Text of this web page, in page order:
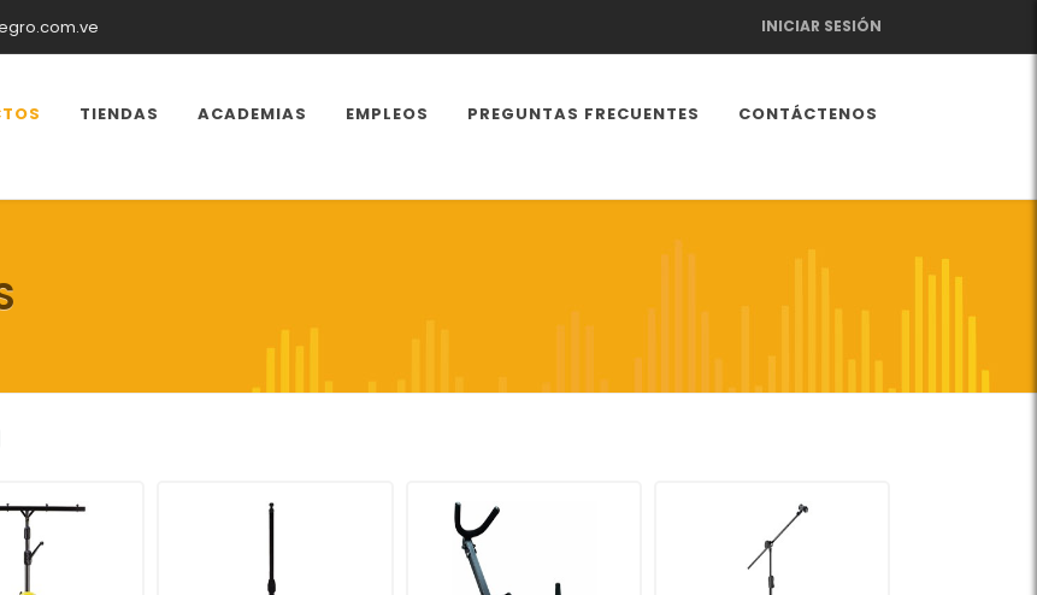
INICIAR SESIÓN
TIENDAS ACADEMIAS EMPLEOS PREGUNTAS FRECUENTES CONTÁCTENOS